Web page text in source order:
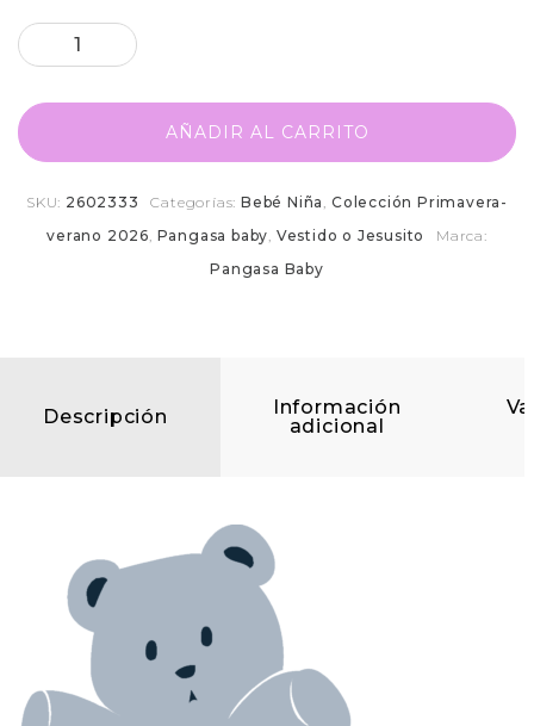
AÑADIR AL CARRITO
SKU: 2602333 Categorías:Bebé Niña Colección Primavera-
verano 2026 Pangasa baby Vestido o Jesusito
Marca:
Pangasa Baby
Descripción
Información
adicional